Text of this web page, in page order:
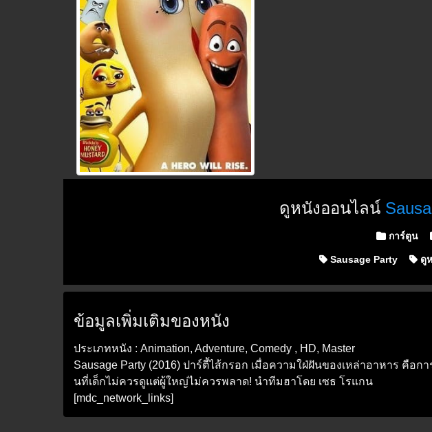
ดูหนังออนไลน์
Posted in
การ์ตูน
Sausage Party ดู
ข้อมูลเพิ่มเติมของหนัง
ประเภทหนัง : Animation, Adventure, Comedy , HD, Master
Sausage Party (2016) ปาร์ตี้ไส้กรอก เมื่อความใฝ่ฝันของเหล่าอาหาร คื
นที่เด็กไม่ควรดูแต่ผู้ใหญ่ไม่ควรพลาด! นำทีมฮาโดย เซธ โรแกน
[mdc_network_links]